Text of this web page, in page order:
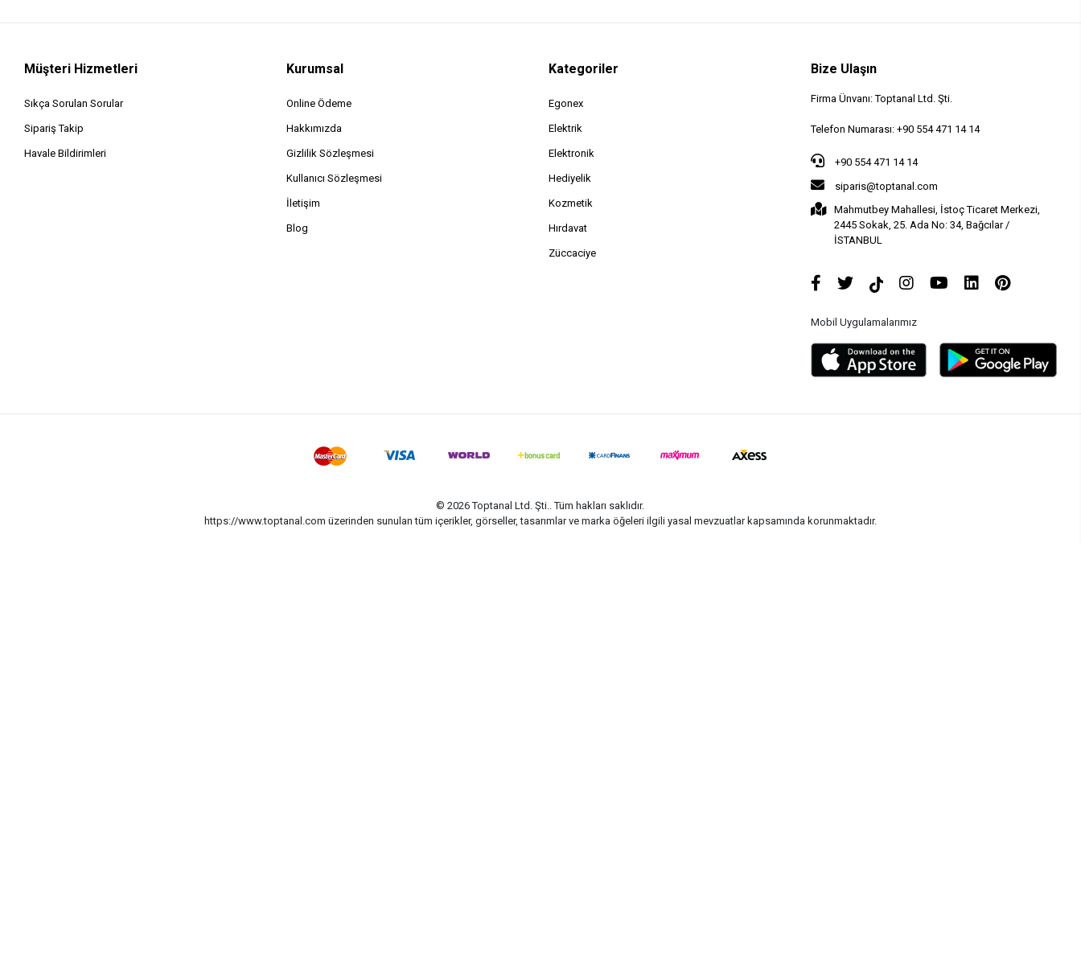
Müşteri Hizmetleri
Sıkça Sorulan Sorular
Sipariş Takip
Havale Bildirimleri
Kurumsal
Online Ödeme
Hakkımızda
Gizlilik Sözleşmesi
Kullanıcı Sözleşmesi
İletişim
Blog
Kategoriler
Egonex
Elektrik
Elektronik
Hediyelik
Kozmetik
Hırdavat
Züccaciye
Bize Ulaşın
Firma Ünvanı: Toptanal Ltd. Şti.
Telefon Numarası: +90 554 471 14 14
+90 554 471 14 14
siparis@toptanal.com
Mahmutbey Mahallesi, İstoç Ticaret Merkezi,
2445 Sokak, 25. Ada No: 34, Bağcılar /
İSTANBUL
Mobil Uygulamalarımız
© 2026 Toptanal Ltd. Şti.. Tüm hakları saklıdır.
https://www.toptanal.com üzerinden sunulan tüm içerikler, görseller, tasarımlar ve marka öğeleri ilgili yasal mevzuatlar kapsamında korunmaktadır.